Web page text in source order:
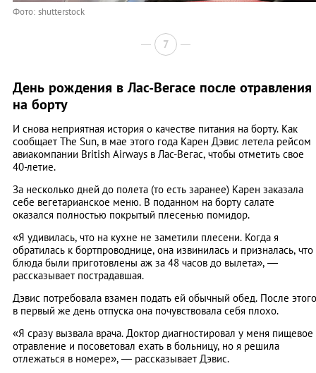
Фото: shutterstock
7
День рождения в Лас-Вегасе после отравления
на борту
И снова неприятная история о качестве питания на борту. Как
сообщает The Sun, в мае этого года Карен Дэвис летела рейсом
авиакомпании British Airways в Лас-Вегас, чтобы отметить свое
40-летие.
За несколько дней до полета (то есть заранее) Карен заказала
себе вегетарианское меню. В поданном на борту салате
оказался полностью покрытый плесенью помидор.
«Я удивилась, что на кухне не заметили плесени. Когда я
обратилась к бортпроводнице, она извинилась и призналась, что
блюда были приготовлены аж за 48 часов до вылета», —
рассказывает пострадавшая.
Дэвис потребовала взамен подать ей обычный обед. После этого
в первый же день отпуска она почувствовала себя плохо.
«Я сразу вызвала врача. Доктор диагностировал у меня пищевое
отравление и посоветовал ехать в больницу, но я решила
отлежаться в номере», — рассказывает Дэвис.